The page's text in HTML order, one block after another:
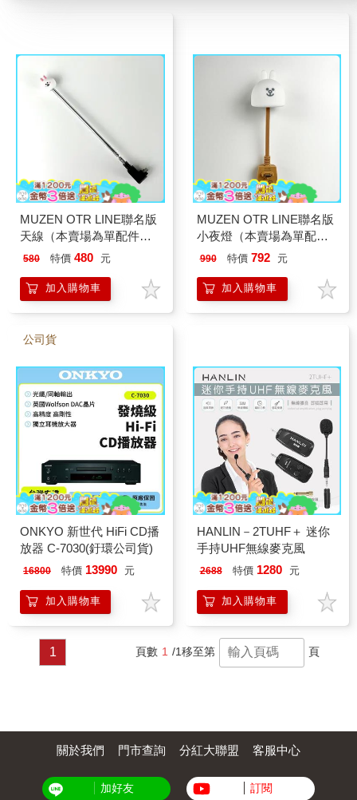
MUZEN OTR LINE聯名版
天線（本賣場為單配件不
含音響）
580 特價 480 元
加入購物車
MUZEN OTR LINE聯名版
小夜燈（本賣場為單配件
不含音響）
990 特價 792 元
加入購物車
公司貨
ONKYO 新世代 HiFi CD播
放器 C-7030(釪環公司貨)
16800 特價 13990 元
加入購物車
HANLIN－2TUHF＋ 迷你
手持UHF無線麥克風
2688 特價 1280 元
加入購物車
1 頁數 1 /1移至第 頁
關於我們 門市查詢 分紅大聯盟 客服中心
加好友 訂閱